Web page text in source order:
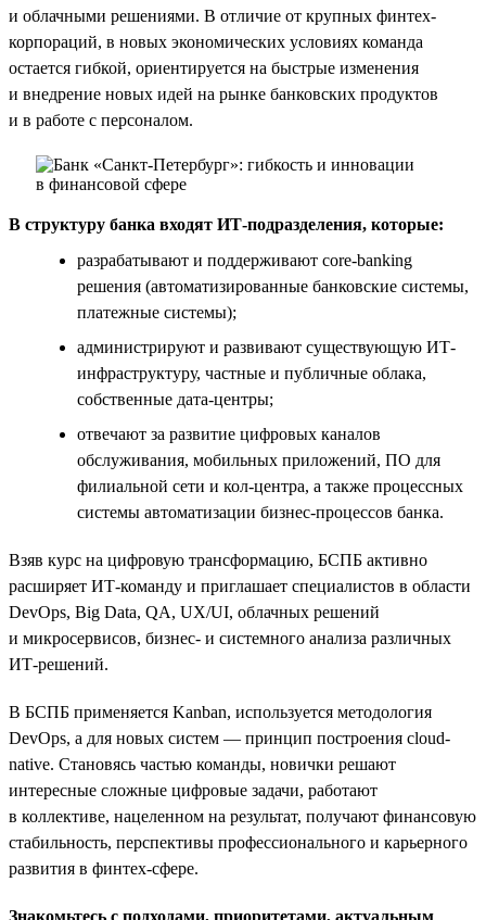
и облачными решениями. В отличие от крупных финтех-
корпораций, в новых экономических условиях команда
остается гибкой, ориентируется на быстрые изменения
и внедрение новых идей на рынке банковских продуктов
и в работе с персоналом.
В структуру банка входят ИТ-подразделения, которые:
разрабатывают и поддерживают core-banking
решения (автоматизированные банковские системы,
платежные системы);
администрируют и развивают существующую ИТ-
инфраструктуру, частные и публичные облака,
собственные дата-центры;
отвечают за развитие цифровых каналов
обслуживания, мобильных приложений, ПО для
филиальной сети и кол-центра, а также процессных
системы автоматизации бизнес-процессов банка.
Взяв курс на цифровую трансформацию, БСПБ активно
расширяет ИТ-команду и приглашает специалистов в области
DevOps, Big Data, QA, UX/UI, облачных решений
и микросервисов, бизнес- и системного анализа различных
ИТ-решений.
В БСПБ применяется Kanban, используется методология
DevOps, а для новых систем — принцип построения cloud-
native. Становясь частью команды, новички решают
интересные сложные цифровые задачи, работают
в коллективе, нацеленном на результат, получают финансовую
стабильность, перспективы профессионального и карьерного
развития в финтех-сфере.
Знакомьтесь с подходами, приоритетами, актуальным